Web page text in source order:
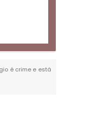
é crime e está